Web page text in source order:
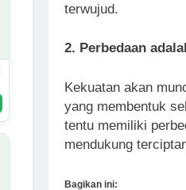
terwujud.
2. Perbedaan
Kekuatan akan
yang membentuk
tentu memiliki
mendukung
Bagikan ini: